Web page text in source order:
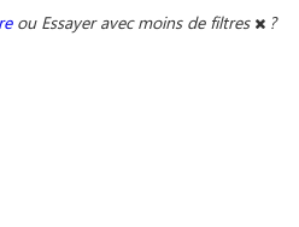
ou Essayer avec moins de filtres ?